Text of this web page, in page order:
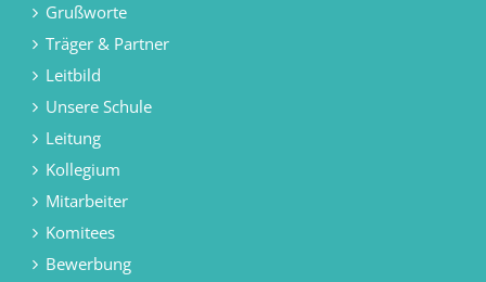
Grußworte
Träger & Partner
Leitbild
Unsere Schule
Leitung
Kollegium
Mitarbeiter
Komitees
Bewerbung